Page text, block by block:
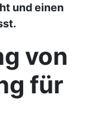
und einen
von
für